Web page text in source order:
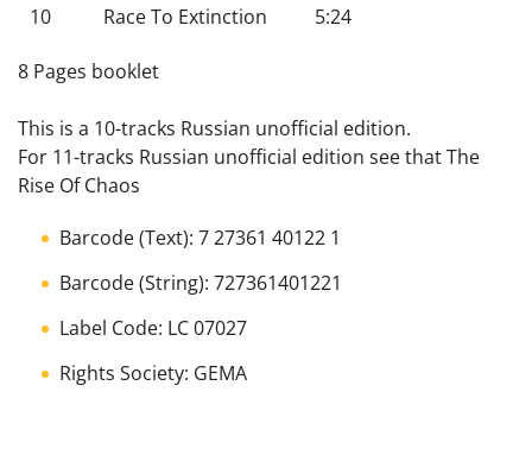
10
Race To Extinction 5:24
8 Pages booklet
This is a 10-tracks Russian unofficial edition.
For 11-tracks Russian unofficial edition see that The
Rise Of Chaos
Barcode (Text): 7 27361 40122 1
Barcode (String): 727361401221
Label Code: LC 07027
Rights Society: GEMA